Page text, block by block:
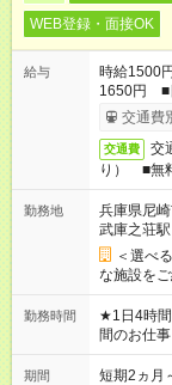
WEB登録・面接OK
給与
時給1500
1650円 ■
交通費
交通費
交
り） ■無
勤務地
兵庫県尼
武庫之荘駅
＜選べ
な施設を
勤務時間
★1日4時
間のお仕
家庭の都
※週最低15
期間
短期2ヵ月